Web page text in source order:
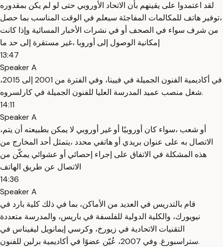
لقد اعتمدوا على يقينهم بأن الاتحاد الأوروبي حتى لو لم يكن بمقدوره
،توفير هاتف للمكالمات المفاجئة سيعلم في الوقت المناسب بما حصل
من شرف سواء في الصحف أو في نشرات الأخبار المسائية وإذا كانت
إمكانية الوصول إلى أوروبا ،غير مستقرة إلى حد ما
13:47
Speaker A
في أكاديمية الفنون الجميلة في فيينا، وفي الفترة من 2001 إلى 2015،
شغل منصب عميد المدرسة العليا للفنون الجميلة في كارلسروه.
14:11
Speaker A
،أو شعب ،سواء كان أوروبيًا أو غير أوروبي لا يمكن بطبيعته أن يتم
الاتصال به على عنوان بريدي أو هاتفي محدد ،يتمثل أحد المخارج من
هذه المشكلة في الاتفاق على إجراء إحصائي أو عشوائي يمكّن من
الاتصال عن طريق الهاتف
14:36
Speaker A
قام بالتدريس في العديد من الأماكن، بما في ذلك كلية بارد في
نيويورك، والكلية الدولية للفلسفة في باريس، والمدرسة متعددة
التقنيات الاتحادية في زيورخ، وكرسي إيمانويل ليفيناس في
ستراسبورغ. وفي 2007، عُيّن عضوًا في أكاديمية برلين للفنون.